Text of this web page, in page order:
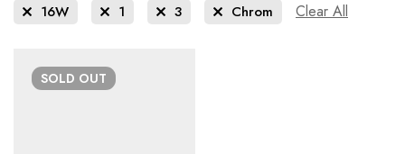
16W 1 3 Chrom Clear All
SOLD OUT